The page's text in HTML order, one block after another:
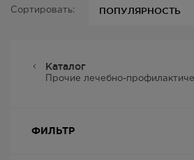
Сортировать: ПОПУЛЯРНОСТЬ
Каталог
Прочие лечебно-
ФИЛЬТР